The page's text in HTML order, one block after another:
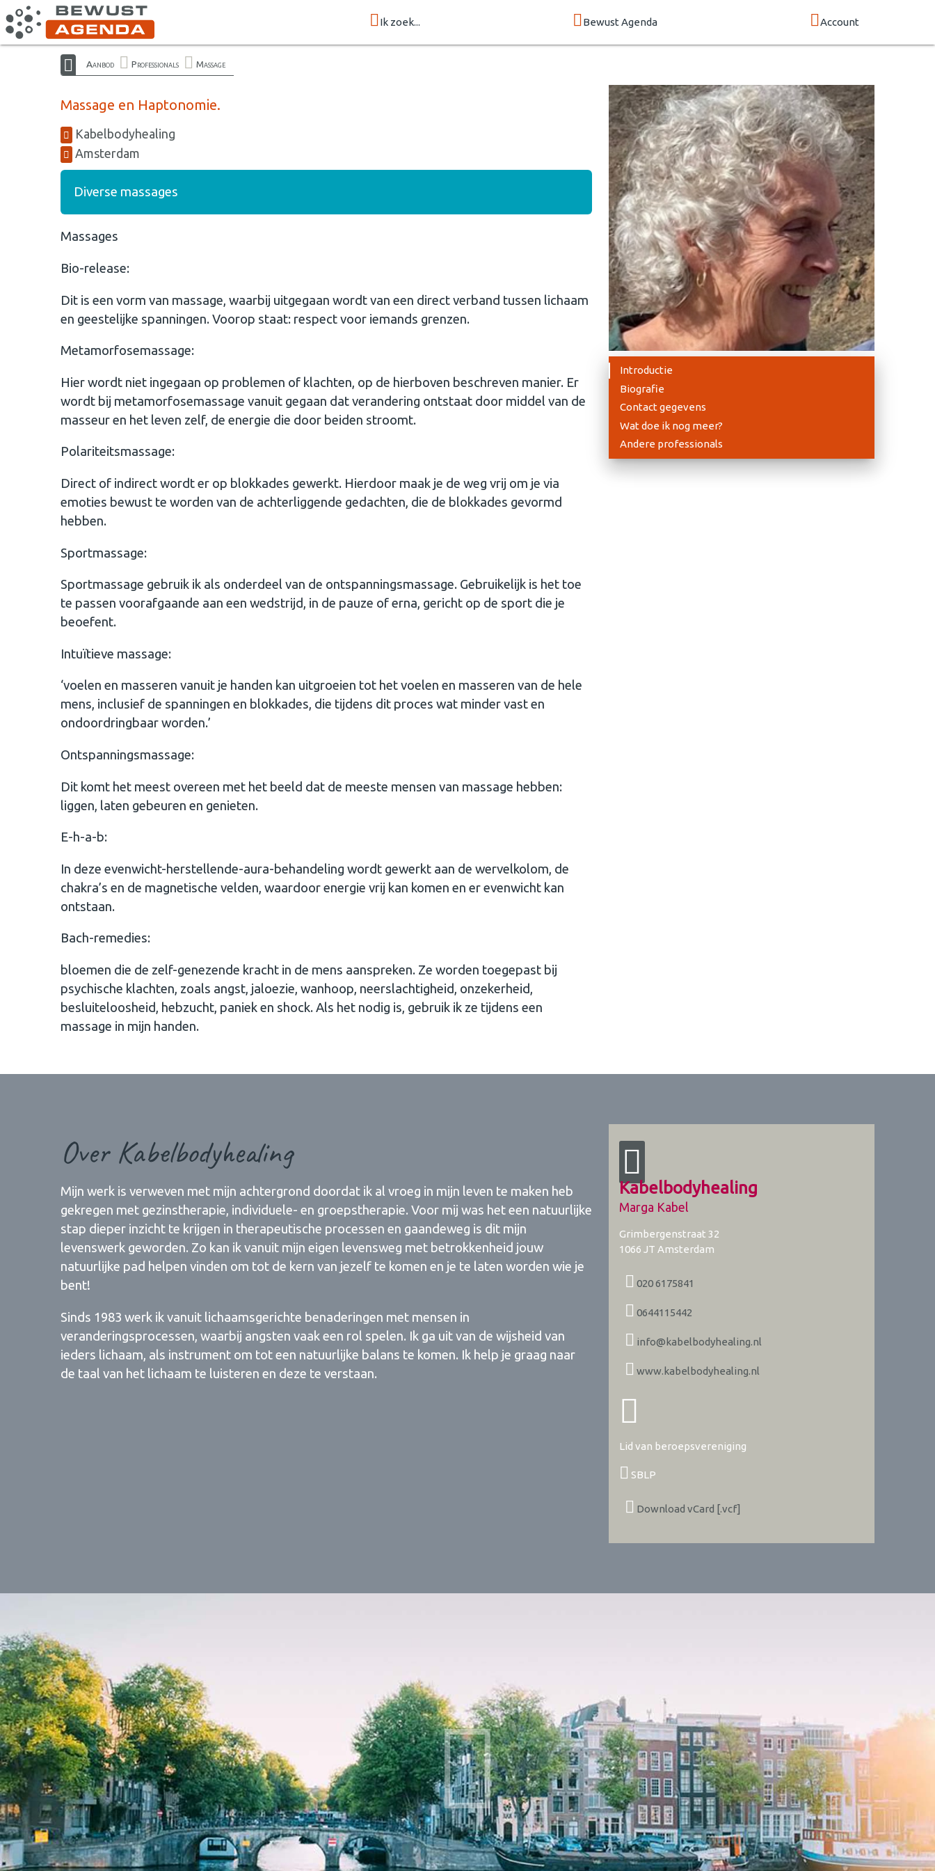
Ik zoek... Bewust Agenda Account
Aanbod Professionals Massage
Massage en Haptonomie.
Kabelbodyhealing
Amsterdam
Diverse massages
Massages
Bio-release:
Dit is een vorm van massage, waarbij uitgegaan wordt van een direct verband tussen lichaam
en geestelijke spanningen. Voorop staat: respect voor iemands grenzen.
Metamorfosemassage:
Hier wordt niet ingegaan op problemen of klachten, op de hierboven beschreven manier. Er
wordt bij metamorfosemassage vanuit gegaan dat verandering ontstaat door middel van de
masseur en het leven zelf, de energie die door beiden stroomt.
Polariteitsmassage:
Direct of indirect wordt er op blokkades gewerkt. Hierdoor maak je de weg vrij om je via
emoties bewust te worden van de achterliggende gedachten, die de blokkades gevormd
hebben.
Sportmassage:
Sportmassage gebruik ik als onderdeel van de ontspanningsmassage. Gebruikelijk is het toe
te passen voorafgaande aan een wedstrijd, in de pauze of erna, gericht op de sport die je
beoefent.
Intuïtieve massage:
‘voelen en masseren vanuit je handen kan uitgroeien tot het voelen en masseren van de hele
mens, inclusief de spanningen en blokkades, die tijdens dit proces wat minder vast en
ondoordringbaar worden.’
Ontspanningsmassage:
Dit komt het meest overeen met het beeld dat de meeste mensen van massage hebben:
liggen, laten gebeuren en genieten.
E-h-a-b:
In deze evenwicht-herstellende-aura-behandeling wordt gewerkt aan de wervelkolom, de
chakra’s en de magnetische velden, waardoor energie vrij kan komen en er evenwicht kan
ontstaan.
Bach-remedies:
bloemen die de zelf-genezende kracht in de mens aanspreken. Ze worden toegepast bij
psychische klachten, zoals angst, jaloezie, wanhoop, neerslachtigheid, onzekerheid,
besluiteloosheid, hebzucht, paniek en shock. Als het nodig is, gebruik ik ze tijdens een
massage in mijn handen.
Introductie
Biografie
Contact gegevens
Wat doe ik nog meer?
Andere professionals
Over Kabelbodyhealing
Mijn werk is verweven met mijn achtergrond doordat ik al vroeg in mijn leven te maken heb
gekregen met gezinstherapie, individuele- en groepstherapie. Voor mij was het een natuurlijke
stap dieper inzicht te krijgen in therapeutische processen en gaandeweg is dit mijn
levenswerk geworden. Zo kan ik vanuit mijn eigen levensweg met betrokkenheid jouw
natuurlijke pad helpen vinden om tot de kern van jezelf te komen en je te laten worden wie je
bent!
Sinds 1983 werk ik vanuit lichaamsgerichte benaderingen met mensen in
veranderingsprocessen, waarbij angsten vaak een rol spelen. Ik ga uit van de wijsheid van
ieders lichaam, als instrument om tot een natuurlijke balans te komen. Ik help je graag naar
de taal van het lichaam te luisteren en deze te verstaan.
Kabelbodyhealing
Marga Kabel
Grimbergenstraat 32
1066 JT Amsterdam
020 6175841
0644115442
info@kabelbodyhealing.nl
www.kabelbodyhealing.nl
Lid van beroepsvereniging
SBLP
Download vCard [.vcf]